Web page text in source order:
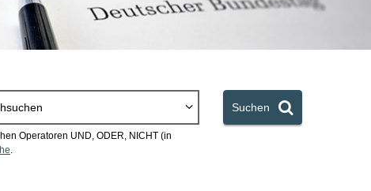
Suchen
Operatoren UND, ODER, NICHT (in
.